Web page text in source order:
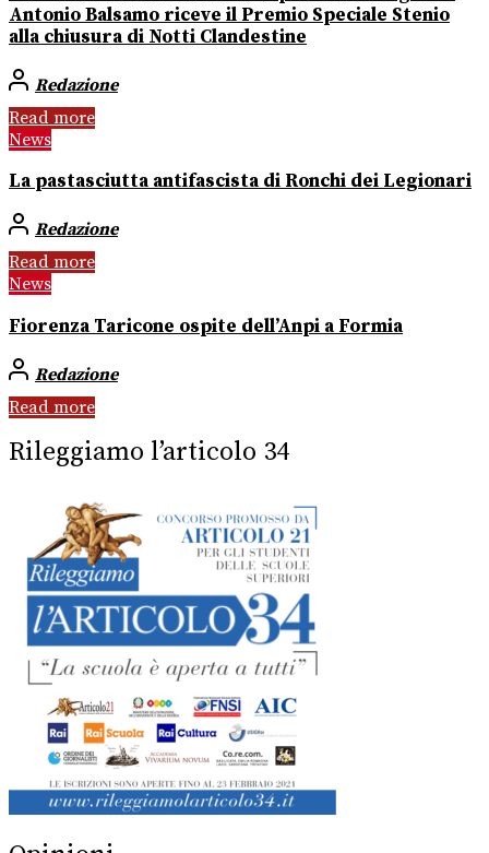
Antonio Balsamo riceve il Premio Speciale Stenio
alla chiusura di Notti Clandestine
Redazione
Read more
News
La pastasciutta antifascista di Ronchi dei Legionari
Redazione
Read more
News
Fiorenza Taricone ospite dell’Anpi a Formia
Redazione
Read more
Rileggiamo l’articolo 34